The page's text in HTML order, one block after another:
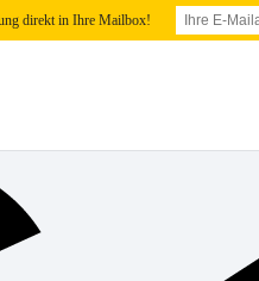
direkt in Ihre Mailbox!